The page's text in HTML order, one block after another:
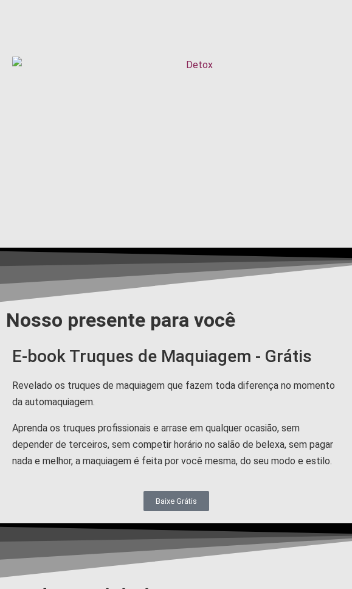
Nosso presente para você
E-book Truques de Maquiagem - Grátis
Revelado os truques de maquiagem que fazem toda diferença no momento
da automaquiagem.
Aprenda os truques profissionais e arrase em qualquer ocasião, sem
depender de terceiros, sem competir horário no salão de belexa, sem pagar
nada e melhor, a maquiagem é feita por você mesma, do seu modo e estilo.
Baixe Grátis